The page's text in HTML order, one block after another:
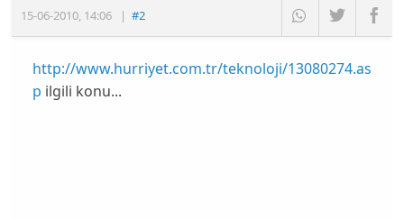
15-06-2010, 14:06 |#2
http://www.hurriyet.com.tr/teknoloji/13080274.as
p ilgili konu...